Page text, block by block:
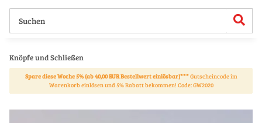
Knöpfe und Schließen
Spare diese Woche 5% (ab 40,00 EUR Bestellwert einlösbar)***Gutscheincode im
Warenkorb einlösen und 5% Rabatt bekommen! Code: GW2020